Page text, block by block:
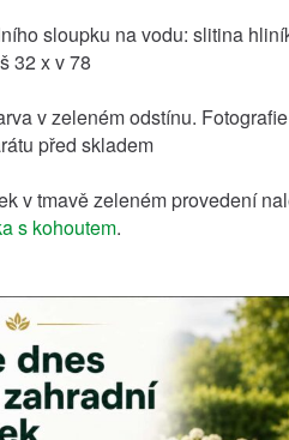
sloupku na vodu: slitina
32 x v 78
v zeleném odstínu.
před skladem
v tmavě zeleném provedení
s kohoutem.